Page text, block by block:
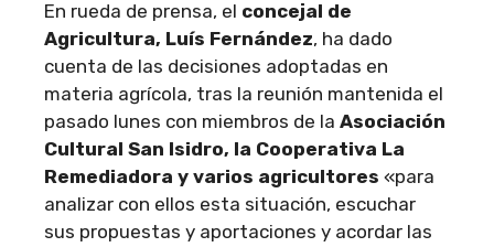
En rueda de prensa, el concejal de
Agricultura, Luís Fernández, ha dado
cuenta de las decisiones adoptadas en
materia agrícola, tras la reunión mantenida el
pasado lunes con miembros de la Asociación
Cultural San Isidro, la Cooperativa La
Remediadora y varios agricultores «para
analizar con ellos esta situación, escuchar
sus propuestas y aportaciones y acordar las